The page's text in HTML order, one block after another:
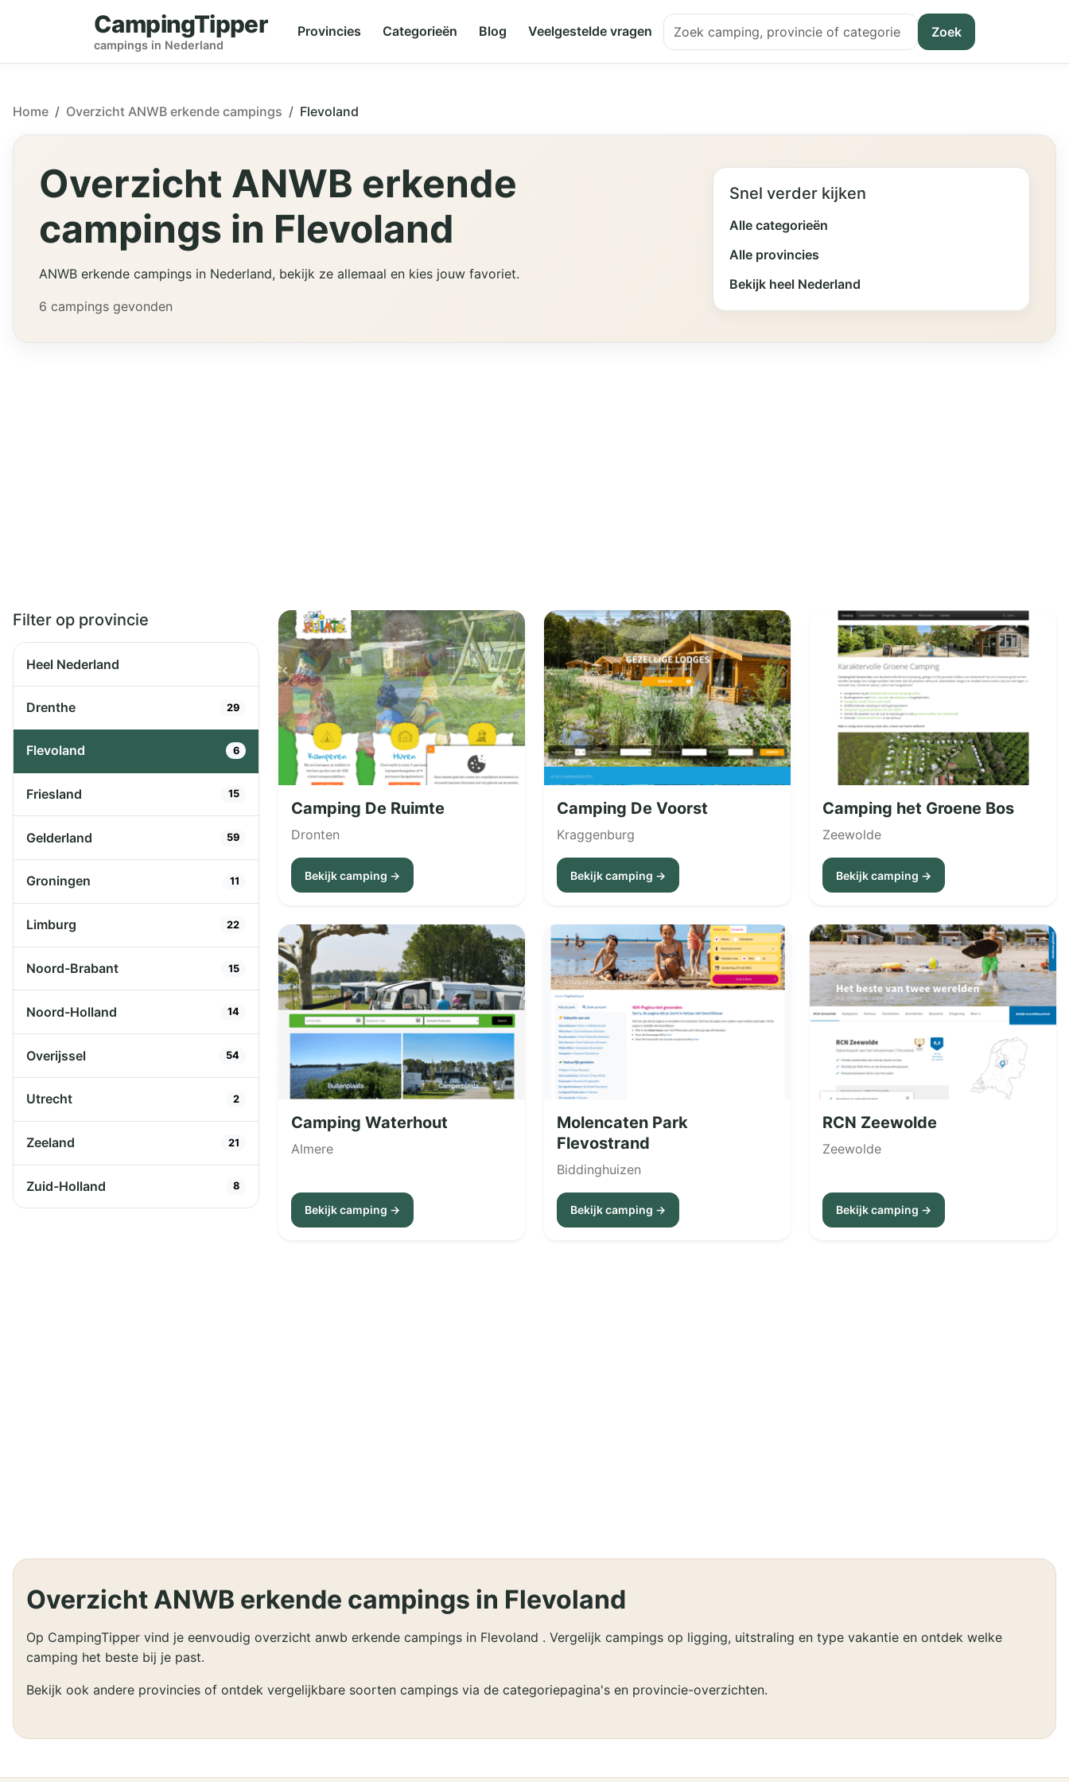
CampingTipper
campings in Nederland
Provincies Categorieën Blog Veelgestelde vragen Zoek
Home Overzicht ANWB erkende campings Flevoland
Overzicht ANWB erkende
campings in Flevoland
ANWB erkende campings in Nederland, bekijk ze allemaal en kies jouw favoriet.
6 campings gevonden
Snel verder kijken
Alle categorieën
Alle provincies
Bekijk heel Nederland
Filter op provincie
Heel Nederland
Drenthe 29
Flevoland 6
Friesland 15
Gelderland 59
Groningen 11
Limburg 22
Noord-Brabant 15
Noord-Holland 14
Overijssel 54
Utrecht 2
Zeeland 21
Zuid-Holland 8
Camping De Ruimte
Dronten
Bekijk camping →
Camping De Voorst
Kraggenburg
Bekijk camping →
Camping het Groene Bos
Zeewolde
Bekijk camping →
Camping Waterhout
Almere
Bekijk camping →
Molencaten Park
Flevostrand
Biddinghuizen
Bekijk camping →
RCN Zeewolde
Zeewolde
Bekijk camping →
Overzicht ANWB erkende campings in Flevoland
Op CampingTipper vind je eenvoudig overzicht anwb erkende campings in Flevoland . Vergelijk campings op ligging, uitstraling en type vakantie en ontdek welke
camping het beste bij je past.
Bekijk ook andere provincies of ontdek vergelijkbare soorten campings via de categoriepagina's en provincie-overzichten.